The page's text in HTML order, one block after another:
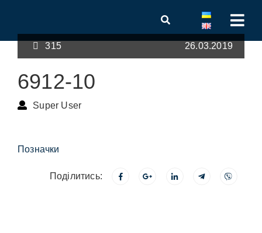
315 26.03.2019
6912-10
Super User
Позначки
Поділитись: